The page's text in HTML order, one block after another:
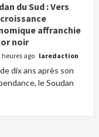
du Sud : Vers
affranchie
noir
heures ago laredaction
dix ans après son
le Soudan